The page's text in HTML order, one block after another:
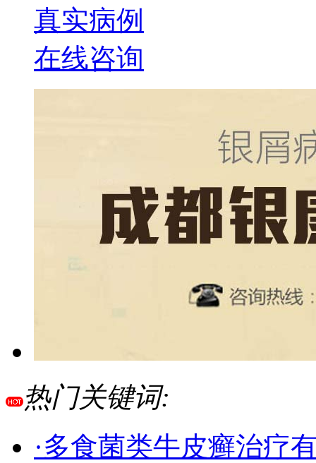
真实病例
在线咨询
热门关键词:
·多食菌类牛皮癣治疗